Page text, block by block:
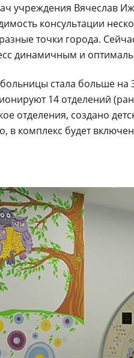
учреждения Вячеслав
консультации
точки города.
динамичным и
стала больше
14 отделений
отделения, создано
в комплекс будет